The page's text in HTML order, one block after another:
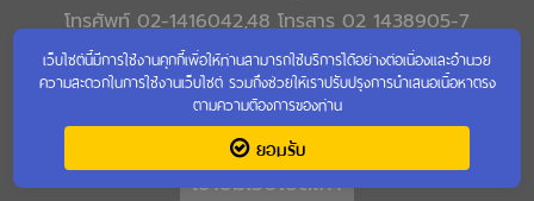
โทรศัพท์ 02-1416042,48 โทรสาร 02 1438905-7
เข้าชมเว็บไซต์เก่า
เว็บไซต์นี้มีการใช้งานคุกกี้เพื่อให้ท่านสามารถใช้บริการได้อย่างต่อเนื่องและอำนวย
ความสะดวกในการใช้งานเว็บไซต์ รวมถึงช่วยให้เราปรับปรุงการนำเสนอเนื้อหาตรง
ตามความต้องการของท่าน
ยอมรับ